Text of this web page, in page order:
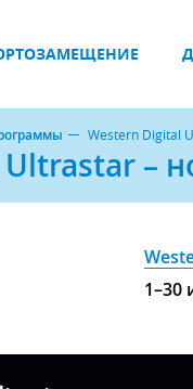
Western Digital
–
1–30